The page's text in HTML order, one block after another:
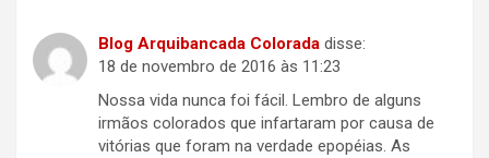
Blog Arquibancada Colorada disse:
18 de novembro de 2016 às 11:23
Nossa vida nunca foi fácil. Lembro de alguns
irmãos colorados que infartaram por causa de
vitórias que foram na verdade epopéias. As